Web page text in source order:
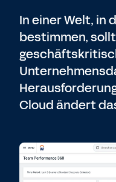
In einer Welt, in
bestimmen,
Cloud ändert